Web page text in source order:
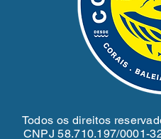
Todos os direitos
CNPJ 58.710.197/0001-